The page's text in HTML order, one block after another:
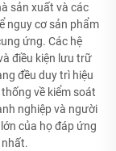
sản xuất và các
nguy cơ sản phẩm
ứng. Các hệ
điều kiện lưu trữ
đều duy trì hiệu
về kiểm soát
nghiệp và người
của họ đáp ứng